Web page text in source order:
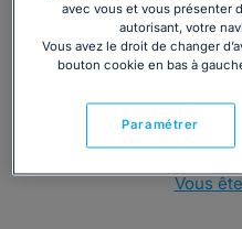
Consulter
01 75 75
Vous
avec vous et vous présenter
autorisant, votre
Vous avez le droit de changer
bouton cookie en bas à
Paramétrer